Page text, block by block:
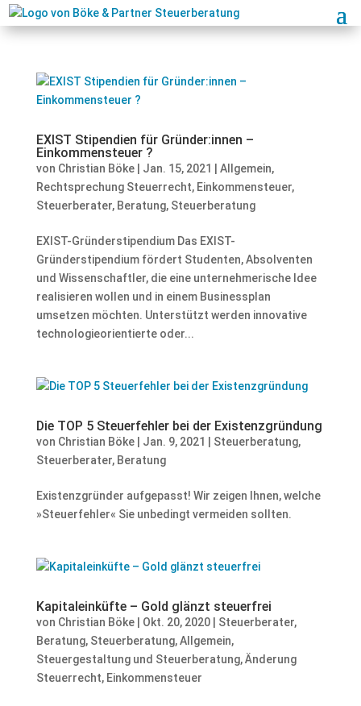
EXIST Stipendien für Gründer:innen –
Einkommensteuer ?
von Christian Böke| Jan. 15, 2021 Allgemein,
Rechtsprechung Steuerrecht, Einkommensteuer,
Steuerberater, Beratung, Steuerberatung
EXIST-Gründerstipendium Das EXIST-
Gründerstipendium fördert Studenten, Absolventen
und Wissenschaftler, die eine unternehmerische Idee
realisieren wollen und in einem Businessplan
umsetzen möchten. Unterstützt werden innovative
technologieorientierte oder...
Die TOP 5 Steuerfehler bei der Existenzgründung
von Christian Böke| Jan. 9, 2021 Steuerberatung,
Steuerberater, Beratung
Existenzgründer aufgepasst! Wir zeigen Ihnen, welche
»Steuerfehler« Sie unbedingt vermeiden sollten.
Kapitaleinküfte – Gold glänzt steuerfrei
von Christian Böke| Okt. 20, 2020| Steuerberater,
Beratung, Steuerberatung,Allgemein,
Steuergestaltung und Steuerberatung,Änderung
Steuerrecht, Einkommensteuer